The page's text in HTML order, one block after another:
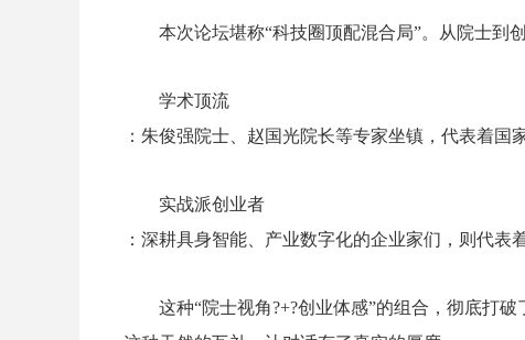
本次论坛堪称“科技圈顶配混合局”。从院士到
学术顶流
：朱俊强院士、赵国光院长等专家坐镇，代表着国
实战派创业者
：深耕具身智能、产业数字化的企业家们，则代表
这种“院士视角?+?创业体感”的组合，彻底打